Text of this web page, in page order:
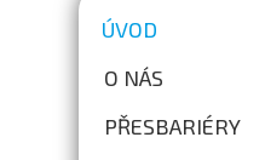
ÚVOD
O NÁS
PŘESBARIÉRY